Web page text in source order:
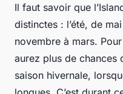
Il faut savoir que l’
distinctes : l’été, de
novembre à mars.
aurez plus de chances
saison hivernale,